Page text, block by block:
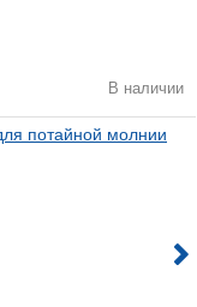
В наличии
потайной молнии